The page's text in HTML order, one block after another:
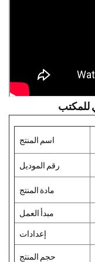
اسم المنتج
رقم الموديل
مادة المنتج
مبدأ العمل
إعدادات
حجم المنتج